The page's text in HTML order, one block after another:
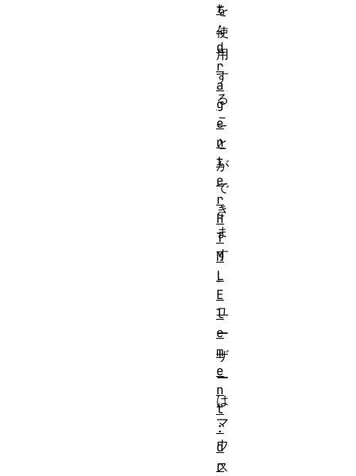
を
使
用
す
る
こ
と
が
で
き
ま
す
。
ユ
ー
ザ
ー
は
マ
ウ
ス
t
:
d
r
a
g
e
n
t
e
r
H
T
M
L
E
l
e
m
e
n
t
:
d
r